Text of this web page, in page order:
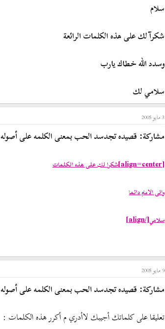
سلام
شكرآ لك على هذه الكلمات الرائعة
وسدد الله خطاك يارب
سلامي لك
3 مايو 2005
مشاركة: قصيده تجدسد الحب بمعنى الكلمه على أصوله
[align=center]
شكرا لك على هذه الكلمات
والى الامام دائما
سلامي[/align]
9 مايو 2005
مشاركة: قصيده تجدسد الحب بمعنى الكلمه على أصوله
تعليقا على كلماتك أجيبك لاأدري م أكرر هذه الكلمات :